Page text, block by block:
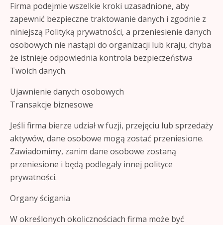
Firma podejmie wszelkie kroki uzasadnione, aby
zapewnić bezpieczne traktowanie danych i zgodnie z
niniejszą Polityką prywatności, a przeniesienie danych
osobowych nie nastąpi do organizacji lub kraju, chyba
że istnieje odpowiednia kontrola bezpieczeństwa
Twoich danych.
Ujawnienie danych osobowych
Transakcje biznesowe
Jeśli firma bierze udział w fuzji, przejęciu lub sprzedaży
aktywów, dane osobowe mogą zostać przeniesione.
Zawiadomimy, zanim dane osobowe zostaną
przeniesione i będą podlegały innej polityce
prywatności.
Organy ścigania
W określonych okolicznościach firma może być